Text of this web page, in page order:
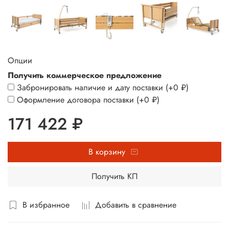
В избранное Добавить в сравнение
Опции
Получить коммерческое предложение
Забронировать наличие и дату поставки (+0 ₽)
Оформление договора поставки (+0 ₽)
171 422 ₽
В корзину
Получить КП